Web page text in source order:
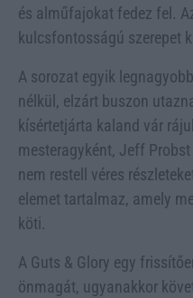
és alműfajokat fedez fel.
kulcsfontosságú szerepet
A sorozat egyik
nélkül, elzárt buszon
kísértetjárta kaland vár
mesteragyként, Jeff
nem restell véres
elemet tartalmaz, amely
köti.
A Guts & Glory egy
önmagát, ugyanakkor